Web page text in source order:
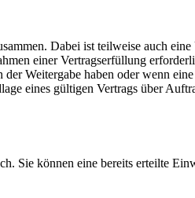
Dabei ist teilweise auch
einer Vertragserfüllung
Weitergabe haben oder wenn
eines gültigen Vertrags über
Sie können eine bereits erteilte